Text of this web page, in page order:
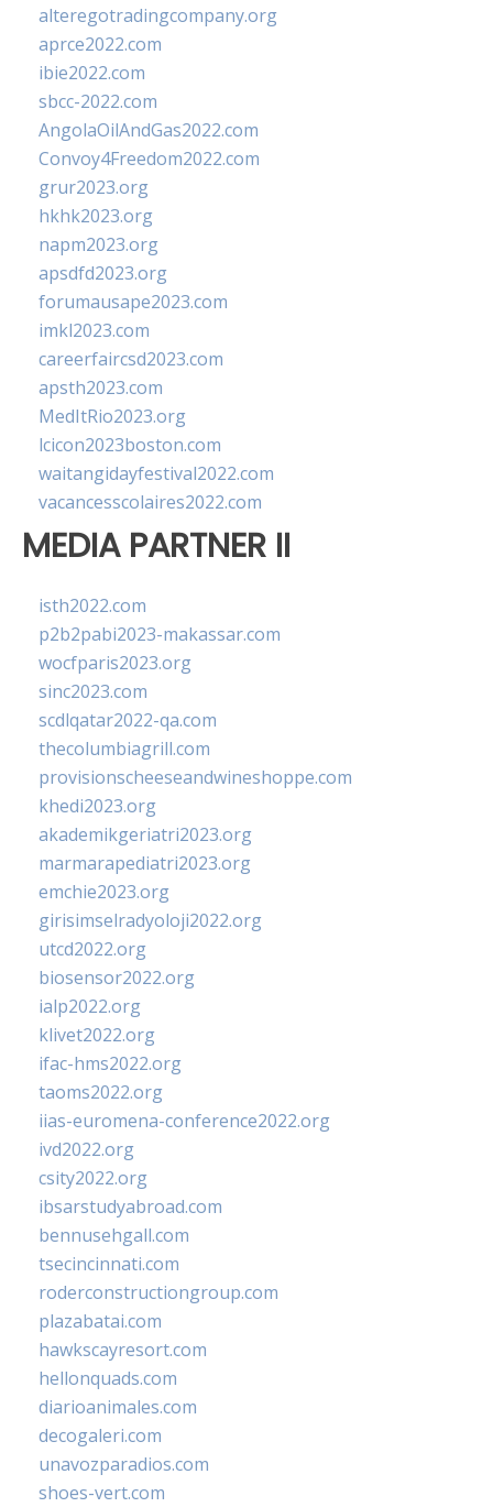
alteregotradingcompany.org
aprce2022.com
ibie2022.com
sbcc-2022.com
AngolaOilAndGas2022.com
Convoy4Freedom2022.com
grur2023.org
hkhk2023.org
napm2023.org
apsdfd2023.org
forumausape2023.com
imkl2023.com
careerfaircsd2023.com
apsth2023.com
MedItRio2023.org
lcicon2023boston.com
waitangidayfestival2022.com
vacancesscolaires2022.com
MEDIA PARTNER II
isth2022.com
p2b2pabi2023-makassar.com
wocfparis2023.org
sinc2023.com
scdlqatar2022-qa.com
thecolumbiagrill.com
provisionscheeseandwineshoppe.com
khedi2023.org
akademikgeriatri2023.org
marmarapediatri2023.org
emchie2023.org
girisimselradyoloji2022.org
utcd2022.org
biosensor2022.org
ialp2022.org
klivet2022.org
ifac-hms2022.org
taoms2022.org
iias-euromena-conference2022.org
ivd2022.org
csity2022.org
ibsarstudyabroad.com
bennusehgall.com
tsecincinnati.com
roderconstructiongroup.com
plazabatai.com
hawkscayresort.com
hellonquads.com
diarioanimales.com
decogaleri.com
unavozparadios.com
shoes-vert.com